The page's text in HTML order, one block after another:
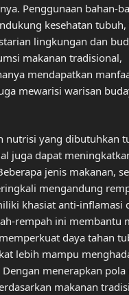
Penggunaan bahan-
kesehatan tubuh,
lingkungan dan
makanan tradisional,
mendapatkan
mewarisi warisan
nutrisi yang dibutuhkan
juga dapat
jenis makanan,
mengandung
khasiat anti-inflamasi
rempah ini membantu
daya tahan
lebih mampu
menerapkan pola
makanan